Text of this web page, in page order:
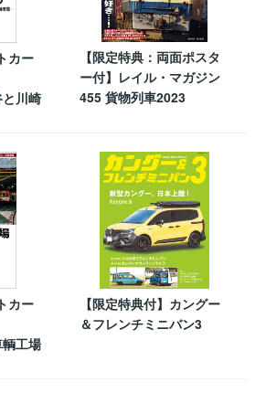
カー
川崎
【限定特典：両面ポスタ
ー付】レイル・マガジン
455 貨物列車2023
カー
工場
【限定特典付】カングー
＆フレンチミニバン3